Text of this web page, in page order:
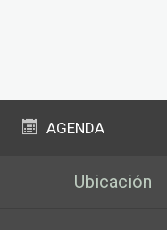
AGENDA
Ubicación